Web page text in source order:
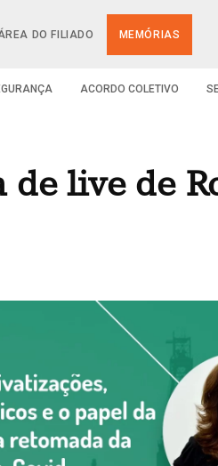
DO FILIADO MEMÓRIAS
ACORDO COLETIVO
de live de